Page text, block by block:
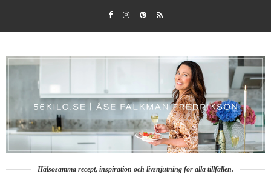
Hälsosamma recept, inspiration och livsnjutning för alla tillfällen.